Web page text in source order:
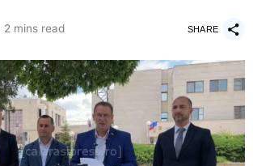
2 mins read SHARE